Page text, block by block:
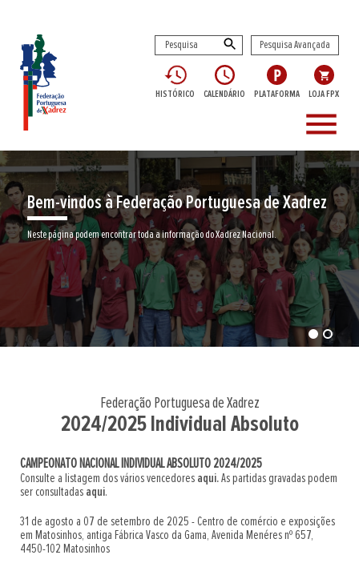
Pesquisa Avançada
HISTÓRICO CALENDÁRIO PLATAFORMA LOJA FPX
menu
Bem-vindos à Federação Portuguesa de Xadrez
Neste página podem encontrar toda a informação do Xadrez Nacional.
Federação Portuguesa de Xadrez
2024/2025 Individual Absoluto
CAMPEONATO NACIONAL INDIVIDUAL ABSOLUTO 2024/2025
Consulte a listagem dos vários vencedores aqui.As partidas gravadas podem
ser consultadas aqui.
31 de agosto a 07 de setembro de 2025 - Centro de comércio e exposições
em Matosinhos, antiga Fábrica Vasco da Gama, Avenida Menéres nº 657,
4450-102 Matosinhos